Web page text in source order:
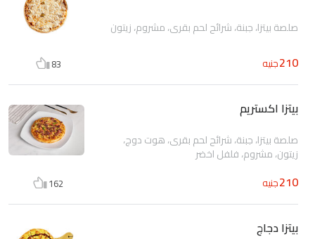
صلصة بيتزا، جبنة، شرائح لحم بقرى، مشروم، زيتون
210جنيه 83
بيتزا اكستريم
صلصة بيتزا، جبنة، شرائح لحم بقرى، هوت دوج،
زيتون، مشروم، فلفل اخضر
210جنيه 162
بيتزا دجاج